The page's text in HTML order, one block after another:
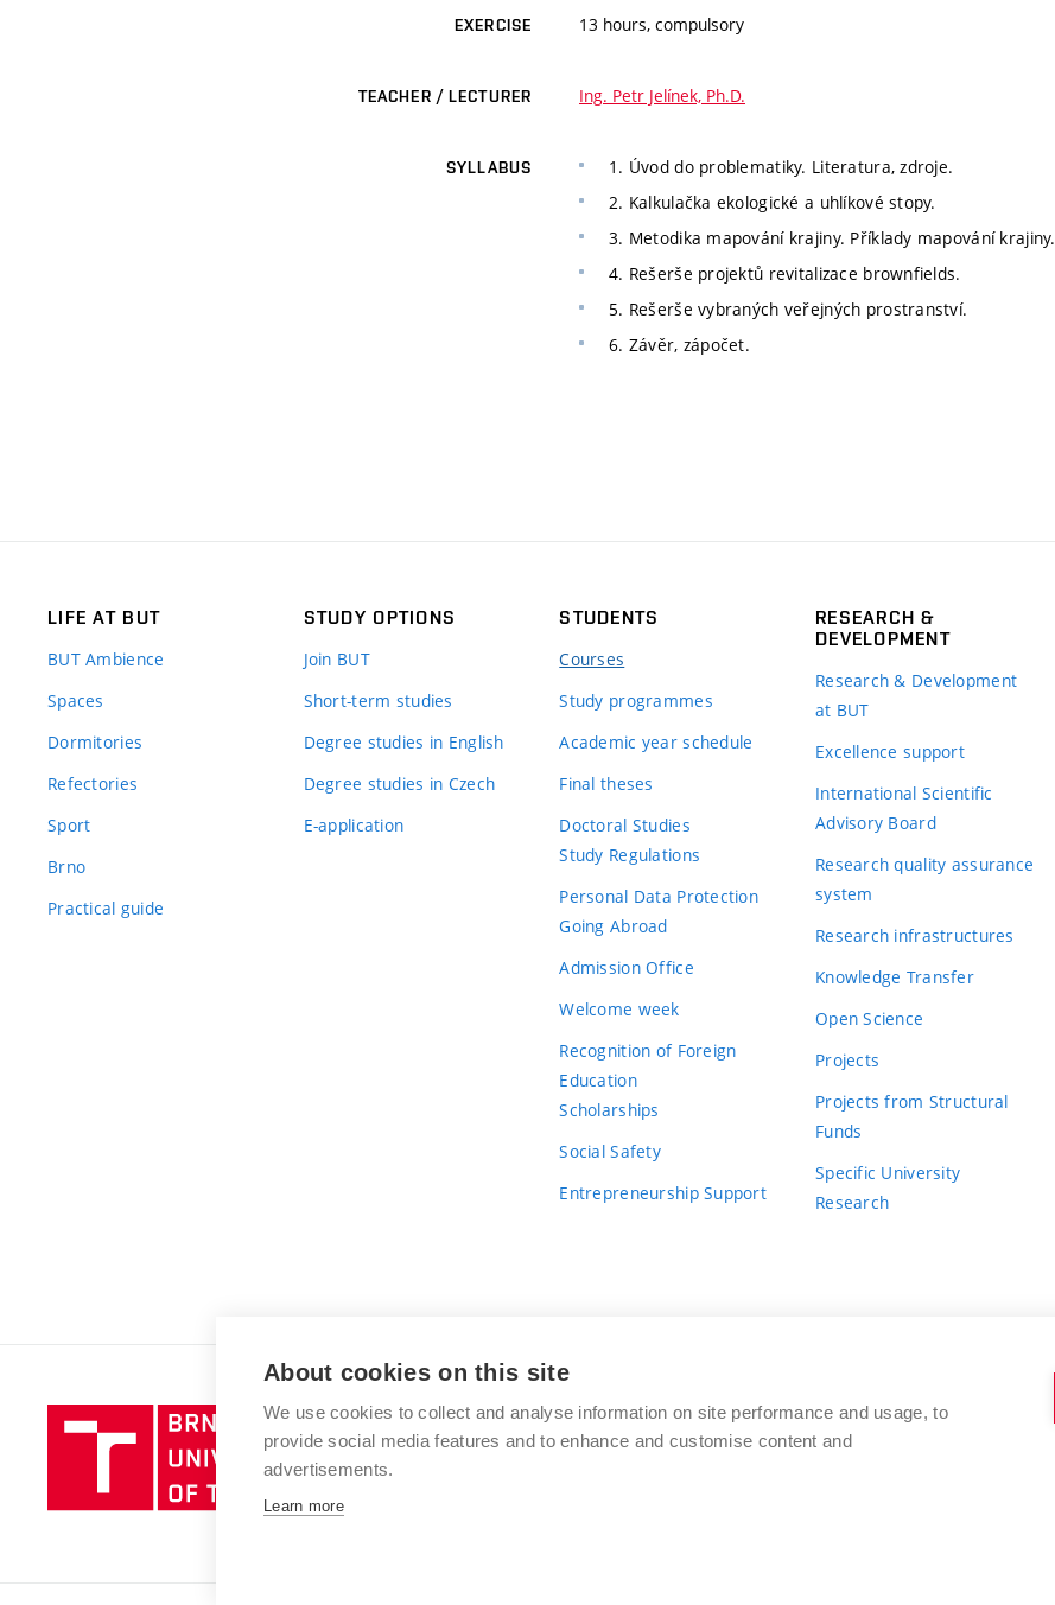
EXERCISE 13 hours, compulsory
TEACHER / LECTURER Ing. Petr Jelínek, Ph.D.
SYLLABUS
1. Úvod do problematiky. Literatura, zdroje.
2. Kalkulačka ekologické a uhlíkové stopy.
3. Metodika mapování krajiny. Příklady mapování krajiny.
4. Rešerše projektů revitalizace brownfields.
5. Rešerše vybraných veřejných prostranství.
6. Závěr, zápočet.
LIFE AT BUT
BUT Ambience
Spaces
Dormitories
Refectories
Sport
Brno
Practical guide
STUDY OPTIONS
Join BUT
Short-term studies
Degree studies in English
Degree studies in Czech
E-application
STUDENTS
Courses
Study programmes
Academic year schedule
Final theses
Doctoral Studies
Study Regulations
Personal Data Protection
Going Abroad
Admission Office
Welcome week
Recognition of Foreign
Education
Scholarships
Social Safety
Entrepreneurship Support
RESEARCH &
DEVELOPMENT
Research & Development
at BUT
Excellence support
International Scientific
Advisory Board
Research quality assurance
system
Research infrastructures
Knowledge Transfer
Open Science
Projects
Projects from Structural
Funds
Specific University
Research
Brno
University
of
BRNO UNIVERSITY OF TECHNOLOGY
Antonínská 548/1
www.vut.cz
About cookies on this site
We use cookies to collect and analyse information on site performance and usage, to
provide social media features and to enhance and customise content and
advertisements.
Learn more